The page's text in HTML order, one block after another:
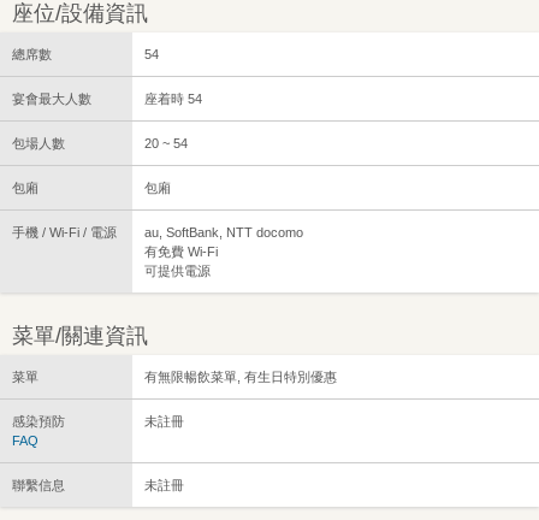
座位/設備資訊
總席數 54
宴會最大人數 座着時 54
包場人數 20 ~ 54
包廂 包廂
手機 / Wi-Fi / 電源
au, SoftBank, NTT docomo
有免費 Wi-Fi
可提供電源
菜單/關連資訊
菜單 有無限暢飲菜單, 有生日特別優惠
感染預防
FAQ
未註冊
聯繫信息 未註冊